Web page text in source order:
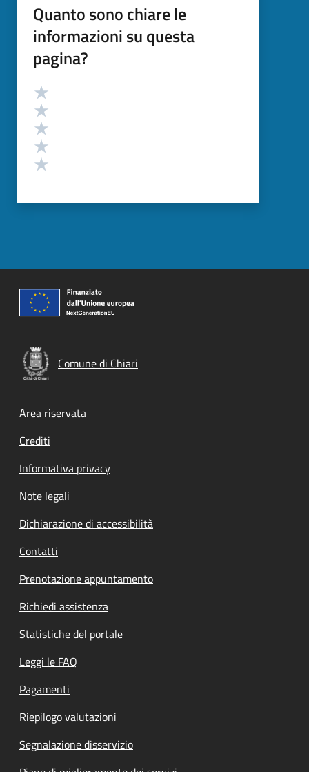
Quanto sono chiare le
informazioni su questa
pagina?
Valutazione
Comune di Chiari
Footer menu
Area riservata
Crediti
Informativa privacy
Note legali
Dichiarazione di accessibilità
Contatti
Prenotazione appuntamento
Richiedi assistenza
Statistiche del portale
Leggi le FAQ
Pagamenti
Riepilogo valutazioni
Segnalazione disservizio